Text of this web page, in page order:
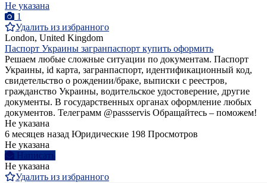
Не указана
1
Удалить из избранного
London, United Kingdom
Паспорт Украины загранпаспорт купить оформить
Решаем любые сложные ситуации по документам. Паспорт
Украины, id карта, загранпаспорт, идентификационный код,
свидетельство о рождении/браке, выписки с реестров,
гражданство Украины, водительское удостоверение, другие
документы. В государственных органах оформление любых
документов. Телеграмм @passservis Обращайтесь – поможем!
Не указана
6 месяцев назад Юридические 198 Просмотров
Не указана
Написать
Не указана
Удалить из избранного